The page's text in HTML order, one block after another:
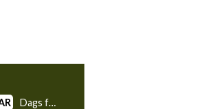
Dags för Ludvig Åbergs revansch efter andraplatsen på The Masters förra året. Du som är förvirrad av Viaplays tv-tablå och strömningsschema – titta hit!